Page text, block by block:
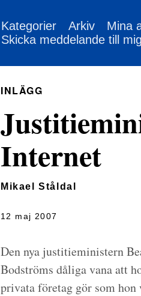
Kategorier Arkiv Mina
Skicka meddelande till mig
INLÄGG
Internet
Mikael Ståldal
12 maj 2007
Den nya justitieministern
Bodströms dåliga vana att
privata företag gör som hon